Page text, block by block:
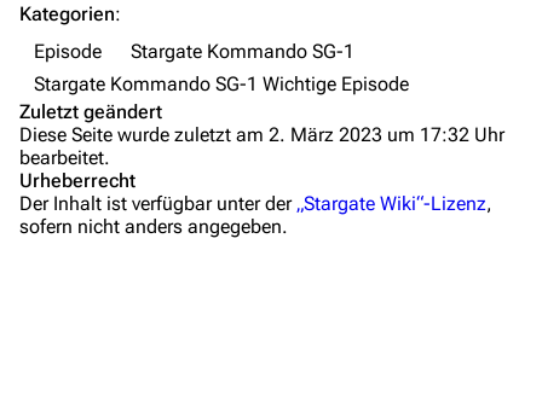
Wiki-Diskussion
Anfragen
Administrations-Übersicht
Löschantrag
Vandalismus melden
Kategorien:
Episode
Stargate Kommando SG-1
Stargate Kommando SG-1 Wichtige Episode
Zuletzt geändert
Diese Seite wurde zuletzt am 2. März 2023 um 17:32 Uhr
bearbeitet.
Urheberrecht
Der Inhalt ist verfügbar unter der „Stargate Wiki“-Lizenz,
sofern nicht anders angegeben.